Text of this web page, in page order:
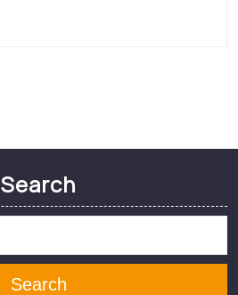
Search
Search